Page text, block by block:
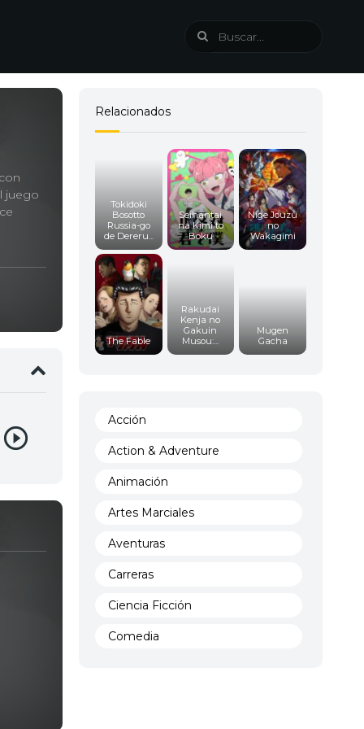
juego
Relacionados
Tokidoki
Bosotto
Russia-go
de Dereru...
Seihantai
na Kimi to
Boku
Nige Jouzu
no
Wakagimi
The Fable
Rakudai
Kenja no
Gakuin
Musou:...
Mugen
Gacha
Acción
Action & Adventure
Animación
Artes Marciales
Aventuras
Carreras
Ciencia Ficción
Comedia